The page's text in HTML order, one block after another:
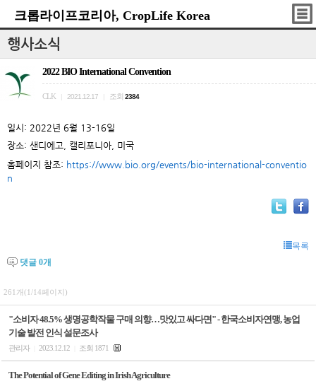
크롭라이프코리아, CropLife Korea
행사소식
2022 BIO International Convention
CLK 2021.12.17 조회 2384
일시 : 2022년 6월 13-16일
장소: 샌디에고 캘리포니아 미국
홈페이지 참조: https://www.bio.org/events/bio-international-conventio
n
목록
댓글 0개
261개(1/14페이지)
"소비자 48.5% 생명공학작물 구매 의향…맛있고 싸다면" - 한국소비자연맹, 농업
기술 발전 인식 설문조사
관리자 2023.12.12 조회 1871
The Potential of Gene Editing in Irish Agriculture